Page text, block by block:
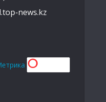
news.kz